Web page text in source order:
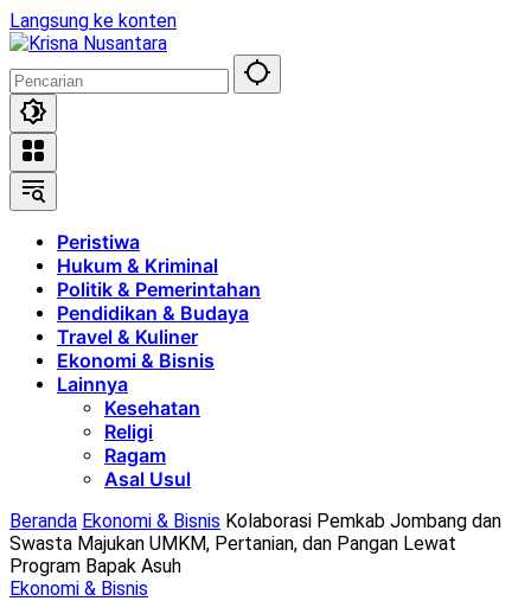
Langsung ke konten
Peristiwa
Hukum & Kriminal
Politik & Pemerintahan
Pendidikan & Budaya
Travel & Kuliner
Ekonomi & Bisnis
Lainnya
Kesehatan
Religi
Ragam
Asal Usul
Beranda Ekonomi & Bisnis Kolaborasi Pemkab Jombang dan
Swasta Majukan UMKM, Pertanian, dan Pangan Lewat
Program Bapak Asuh
Ekonomi & Bisnis